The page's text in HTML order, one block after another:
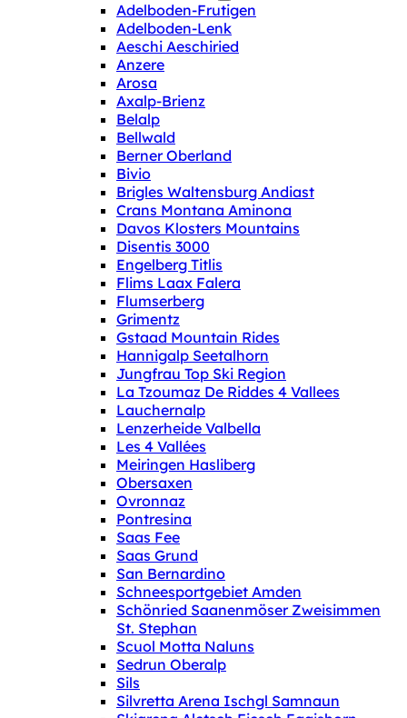
Adelboden-Frutigen
Adelboden-Lenk
Aeschi Aeschiried
Anzere
Arosa
Axalp-Brienz
Belalp
Bellwald
Berner Oberland
Bivio
Brigles Waltensburg Andiast
Crans Montana Aminona
Davos Klosters Mountains
Disentis 3000
Engelberg Titlis
Flims Laax Falera
Flumserberg
Grimentz
Gstaad Mountain Rides
Hannigalp Seetalhorn
Jungfrau Top Ski Region
La Tzoumaz De Riddes 4 Vallees
Lauchernalp
Lenzerheide Valbella
Les 4 Vallées
Meiringen Hasliberg
Obersaxen
Ovronnaz
Pontresina
Saas Fee
Saas Grund
San Bernardino
Schneesportgebiet Amden
Schönried Saanenmöser Zweisimmen
St. Stephan
Scuol Motta Naluns
Sedrun Oberalp
Sils
Silvretta Arena Ischgl Samnaun